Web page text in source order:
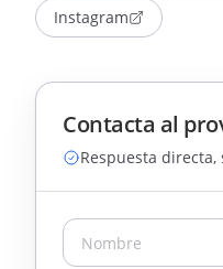
Instagram
Contacta al
Respuesta